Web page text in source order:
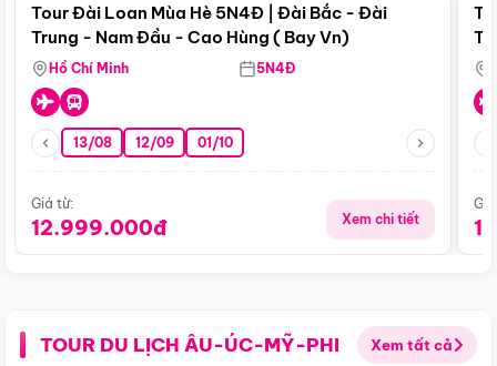
Tour Đài Loan Mùa Hè 5N4Đ | Đài Bắc - Đài
Trung - Nam Đầu - Cao Hùng ( Bay Vn)
Hồ Chí Minh 5N4Đ
13/08 12/09 01/10
Giá từ:
12.999.000đ Xem chi tiết
TOUR DU LỊCH ÂU-ÚC-MỸ-PHI Xem tất cả
Điểm nổi bật